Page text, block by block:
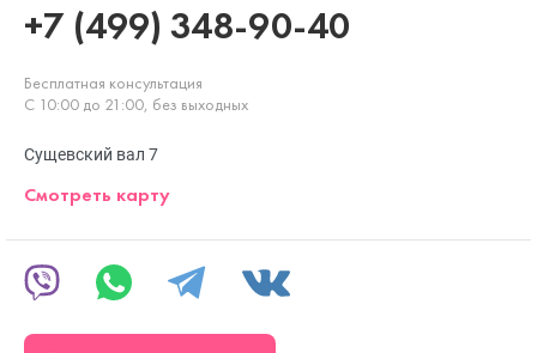
+7 (499) 348-90-40
Бесплатная консультация
С 10:00 до 21:00, без выходных
Сущевский вал 7
Смотреть карту